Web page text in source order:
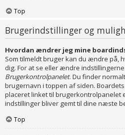
Top
Brugerindstillinger og
Hvordan ændrer jeg mine
Som tilmeldt bruger kan du ændre på,
dig. For at se eller ændre
Brugerkontrolpanelet. Du finder
brugernavn i toppen af siden.
placeret linket til brugerkontrolpanelet
indstillinger bliver gemt til dine næste
Top